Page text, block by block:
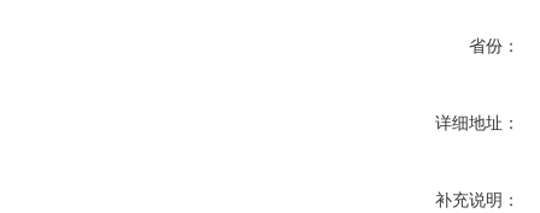
省份：
详细地址：
补充说明：